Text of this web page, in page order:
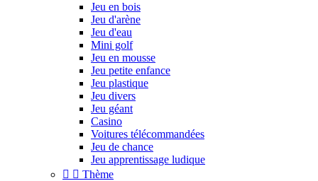
Jeu en bois
Jeu d'arène
Jeu d'eau
Mini golf
Jeu en mousse
Jeu petite enfance
Jeu plastique
Jeu divers
Jeu géant
Casino
Voitures télécommandées
Jeu de chance
Jeu apprentissage ludique
  Thème